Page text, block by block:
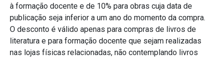
à formação docente e de 10% para obras cuja data de
publicação seja inferior a um ano do momento da compra.
O desconto é válido apenas para compras de livros de
literatura e para formação docente que sejam realizadas
nas lojas físicas relacionadas, não contemplando livros